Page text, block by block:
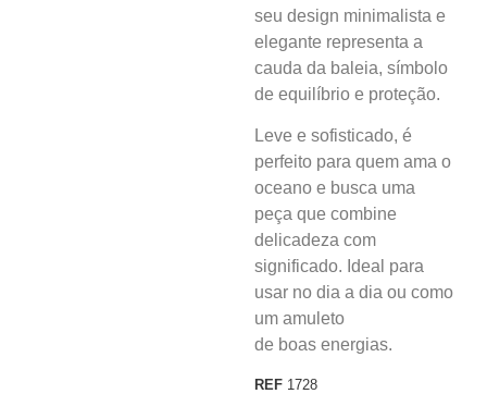
seu design minimalista e
elegante representa a
cauda da baleia, símbolo
de equilíbrio e proteção.
Leve e sofisticado, é
perfeito para quem ama o
oceano e busca uma
peça que combine
delicadeza com
significado. Ideal para
usar no dia a dia ou como
um amuleto
de boas energias.
REF 1728